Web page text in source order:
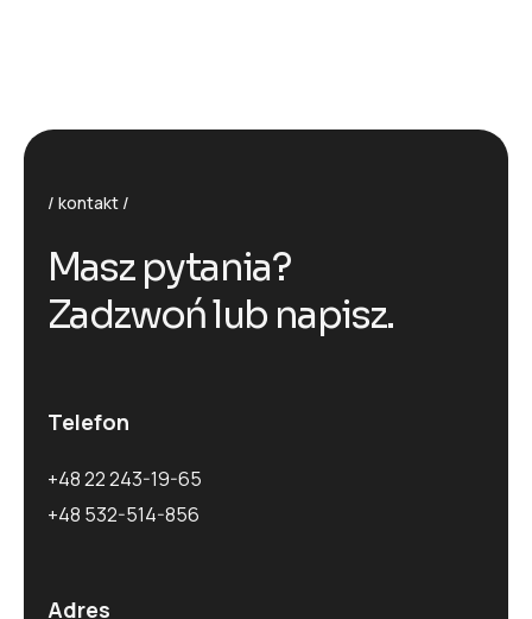
kontakt
Masz pytania?
Zadzwońlub napisz.
Telefon
+48 22 243-19-65
+48 532-514-856
Adres